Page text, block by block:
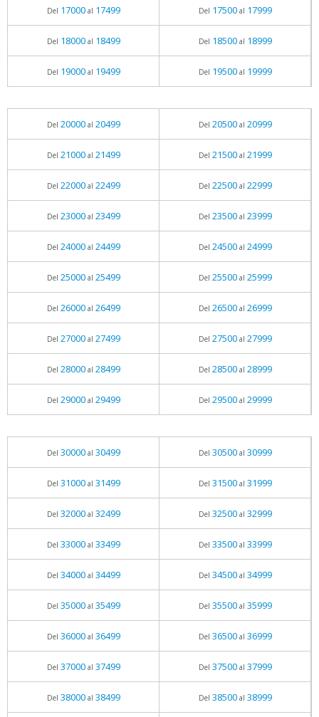
Del 17000al 17499 Del 17500al 17999
Del 18000al 18499 Del 18500al 18999
Del 19000al 19499 Del 19500al 19999
Del 20000al 20499 Del 20500al 20999
Del 21000al 21499 Del 21500al 21999
Del 22000al 22499 Del 22500al 22999
Del 23000al 23499 Del 23500al 23999
Del 24000al 24499 Del 24500al 24999
Del 25000al 25499 Del 25500al 25999
Del 26000al 26499 Del 26500al 26999
Del 27000al 27499 Del 27500al 27999
Del 28000al 28499 Del 28500al 28999
Del 29000al 29499 Del 29500al 29999
Del 30000al 30499 Del 30500al 30999
Del 31000al 31499 Del 31500al 31999
Del 32000al 32499 Del 32500al 32999
Del 33000al 33499 Del 33500al 33999
Del 34000al 34499 Del 34500al 34999
Del 35000al 35499 Del 35500al 35999
Del 36000al 36499 Del 36500al 36999
Del 37000al 37499 Del 37500al 37999
Del 38000al 38499 Del 38500al 38999